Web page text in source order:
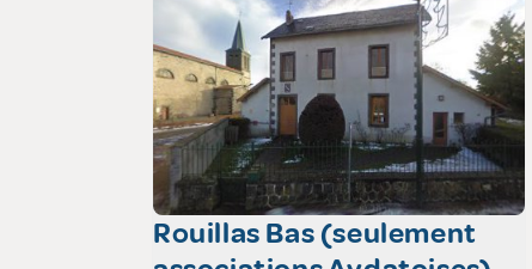
Rouillas Bas (seulement